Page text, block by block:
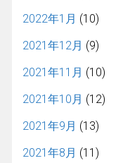
2022年1月 (10)
2021年12月 (9)
2021年11月 (10)
2021年10月 (12)
2021年9月 (13)
2021年8月 (11)